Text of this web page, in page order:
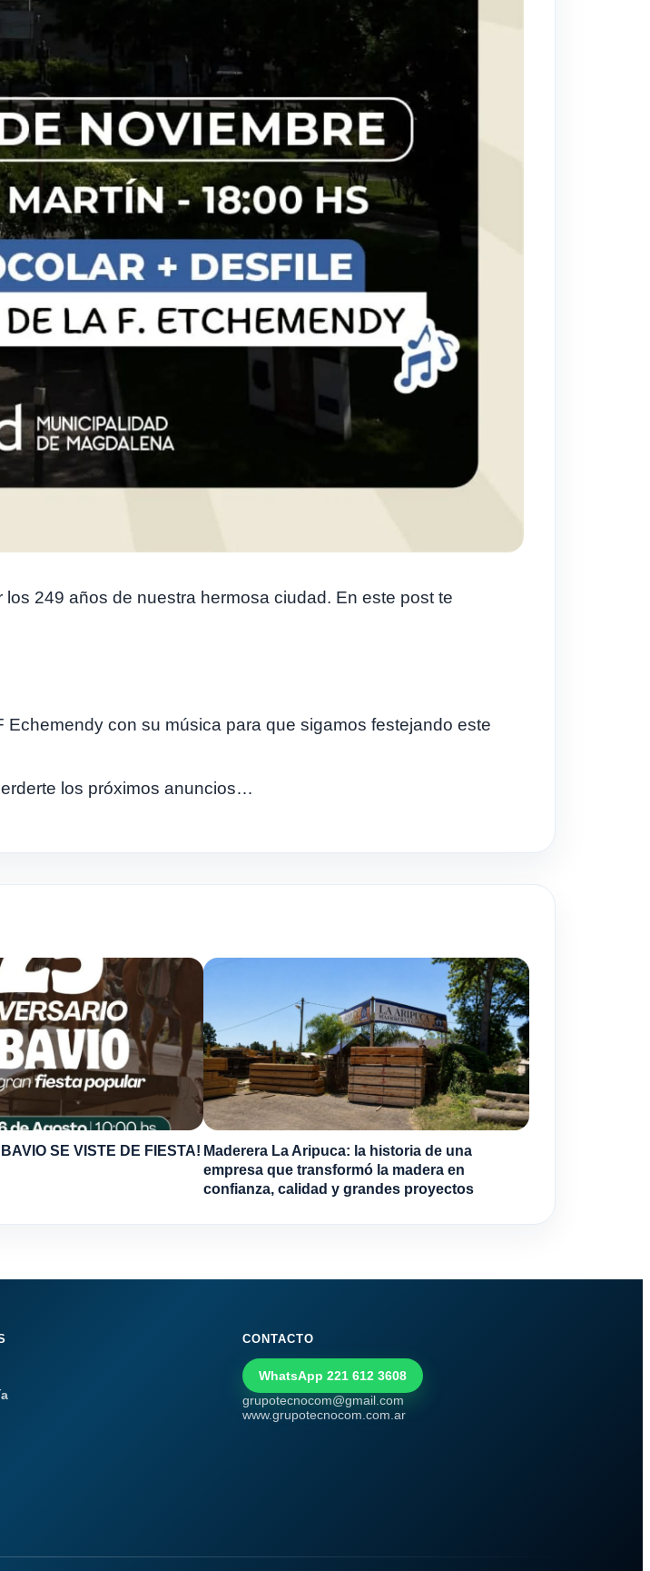
249 años de nuestra hermosa ciudad. En este post te
con su música para que sigamos festejando este
los próximos anuncios…
SE VISTE DE FIESTA! Maderera La Aripuca: la historia de una
empresa que transformó la madera en
confianza, calidad y grandes proyectos
CONTACTO
WhatsApp 221 612 3608
grupotecnocom@gmail.com
www.grupotecnocom.com.ar